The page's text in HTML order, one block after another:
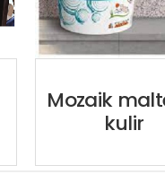
Mozaik
kulir